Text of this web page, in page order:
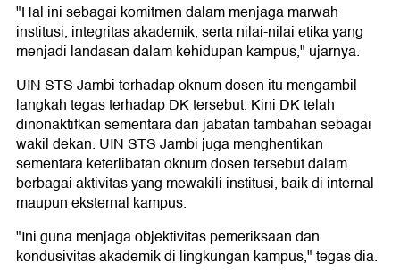
"Hal ini sebagai komitmen dalam menjaga marwah
institusi, integritas akademik, serta nilai-nilai etika yang
menjadi landasan dalam kehidupan kampus," ujarnya.
UIN STS Jambi terhadap oknum dosen itu mengambil
langkah tegas terhadap DK tersebut. Kini DK telah
dinonaktifkan sementara dari jabatan tambahan sebagai
wakil dekan. UIN STS Jambi juga menghentikan
sementara keterlibatan oknum dosen tersebut dalam
berbagai aktivitas yang mewakili institusi, baik di internal
maupun eksternal kampus.
"Ini guna menjaga objektivitas pemeriksaan dan
kondusivitas akademik di lingkungan kampus," tegas dia.